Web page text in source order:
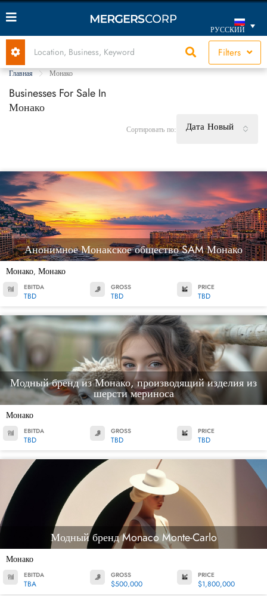
РУССКИЙ
Filters
Главная Монако
Businesses For Sale In
Монако
Сортировать по: Дата Новый
Анонимное Монакское общество SAM Монако
Монако, Монако
EBITDA
TBD
GROSS
TBD
PRICE
TBD
Модный бренд из Монако, производящий изделия из
шерсти мериноса
Монако
EBITDA
TBD
GROSS
TBD
PRICE
TBD
Модный бренд Monaco Monte-Carlo
Монако
EBITDA
TBA
GROSS
$500,000
PRICE
$1,800,000